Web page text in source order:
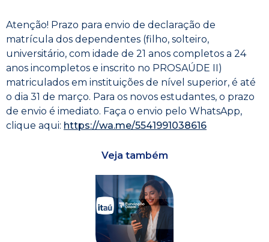
Atenção! Prazo para envio de declaração de
matrícula dos dependentes (filho, solteiro,
universitário, com idade de 21 anos completos a 24
anos incompletos e inscrito no PROSAÚDE II)
matriculados em instituições de nível superior, é até
o dia 31 de março. Para os novos estudantes, o prazo
de envio é imediato. Faça o envio pelo WhatsApp,
clique aqui: https://wa.me/5541991038616
Veja também